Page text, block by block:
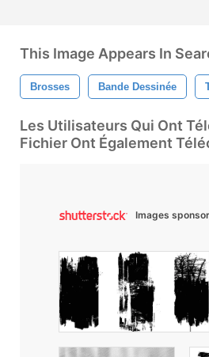
This Image Appears In
Brosses Bande Dessinée
Les Utilisateurs Qui Ont
Fichier Ont Également
Images